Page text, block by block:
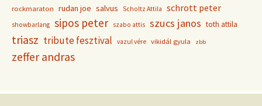
rockmaraton rudan joe salvus Scholtz Attila schrott peter
showbarlang sipos peter szabo attis szucs janos toth attila
triasz tribute fesztival vazul vére vikidál gyula zbb
zeffer andras